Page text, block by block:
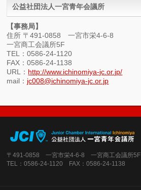
公益社団法人一宮青年会議所
【事務局】
住所 〒491-0858 一宮市栄4-6-8
一宮商工会議所5F
TEL：0586-24-1120
FAX：0586-24-1138
URL： http://www.ichinomiya-jc.or.jp/
mail： jc008@ichinomiya-jc.or.jp
〒491-0858 一宮市栄4-6-8 一宮商工会議所5F
TEL：0586-24-1120 FAX：0586-24-1138